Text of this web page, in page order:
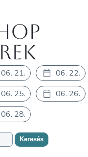
06. 21.
06. 22.
06. 25.
06. 26.
06. 28.
Keresés